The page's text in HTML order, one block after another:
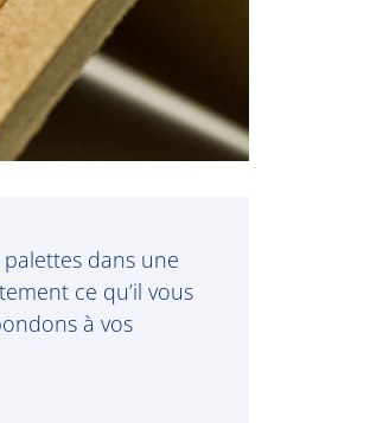
dans une
ce qu’il vous
à vos